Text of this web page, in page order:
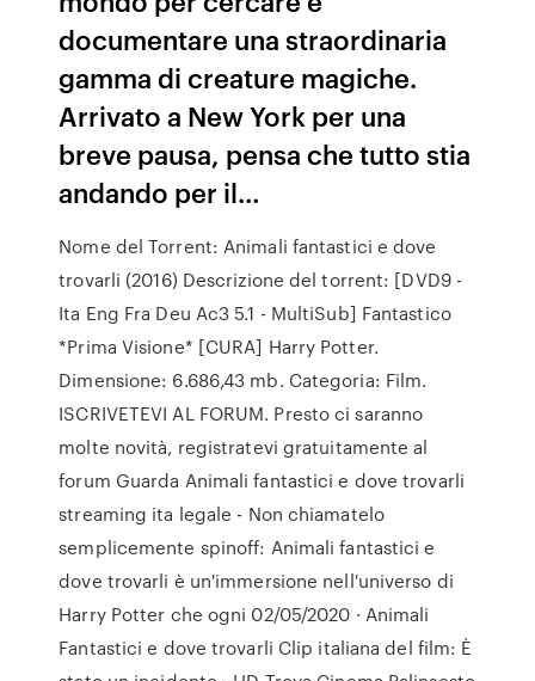
documentare una straordinaria
gamma di creature magiche.
Arrivato a New York per una
breve pausa, pensa che tutto stia
andando per il…
Nome del Torrent: Animali fantastici e dove
trovarli (2016) Descrizione del torrent: [DVD9 -
Ita Eng Fra Deu Ac3 5.1 - MultiSub] Fantastico
*Prima Visione* [CURA] Harry Potter.
Dimensione: 6.686,43 mb. Categoria: Film.
ISCRIVETEVI AL FORUM. Presto ci saranno
molte novità, registratevi gratuitamente al
forum Guarda Animali fantastici e dove trovarli
streaming ita legale - Non chiamatelo
semplicemente spinoff: Animali fantastici e
dove trovarli è un'immersione nell'universo di
Harry Potter che ogni 02/05/2020 · Animali
Fantastici e dove trovarli Clip italiana del film: È